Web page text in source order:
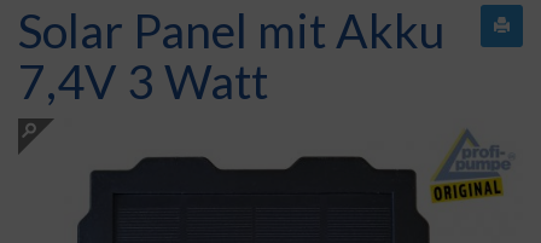
Solar Panel mit Akku
7,4V 3 Watt